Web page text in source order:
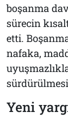
boşanma
sürecin
etti.
nafaka,
Yeni